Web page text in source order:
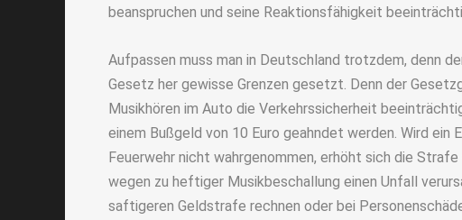
beanspruchen und seine Reaktionsfähigkeit
Aufpassen muss man in Deutschland trotzdem, denn
Gesetz her gewisse Grenzen gesetzt. Denn der
Musikhören im Auto die Verkehrssicherheit
einem Bußgeld von 10 Euro geahndet werden. Wird ein
Feuerwehr nicht wahrgenommen, erhöht sich die
wegen zu heftiger Musikbeschallung einen Unfall
saftigeren Geldstrafe rechnen oder bei